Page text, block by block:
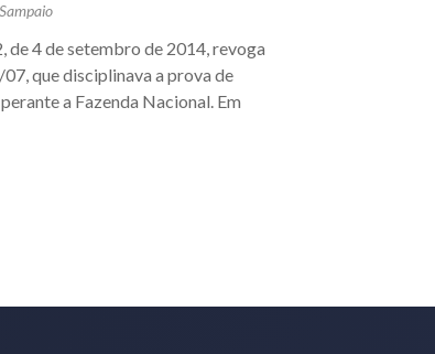
de 4 de setembro de 2014, revoga
que disciplinava a prova de
a Fazenda Nacional. Em